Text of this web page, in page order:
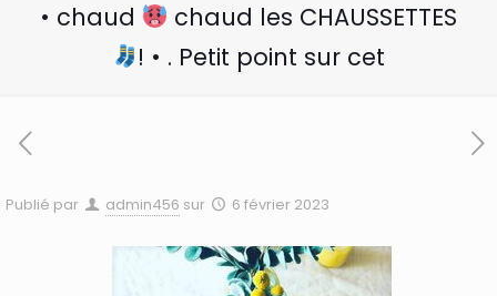
• chaud
chaud les CHAUSSETTES
! • . Petit point sur cet
Publié par admin456 sur 6 février 2023